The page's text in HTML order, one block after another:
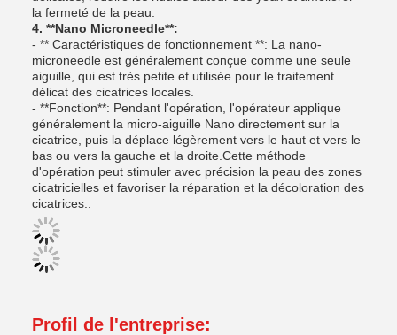
la fermeté de la peau.
4. **Nano Microneedle**:
- ** Caractéristiques de fonctionnement **: La nano-
microneedle est généralement conçue comme une seule
aiguille, qui est très petite et utilisée pour le traitement
délicat des cicatrices locales.
- **Fonction**: Pendant l'opération, l'opérateur applique
généralement la micro-aiguille Nano directement sur la
cicatrice, puis la déplace légèrement vers le haut et vers le
bas ou vers la gauche et la droite.Cette méthode
d'opération peut stimuler avec précision la peau des zones
cicatricielles et favoriser la réparation et la décoloration des
cicatrices..
Profil de l'entreprise: